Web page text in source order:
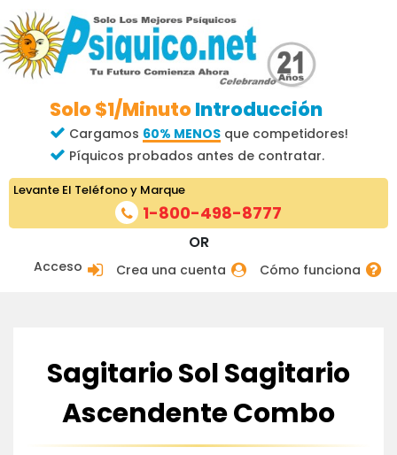
Solo $1/MinutoIntroducción
Cargamos 60% MENOSque competidores!
Píquicos probados antes de contratar.
Acceso Crea una cuenta Cómo funciona
OR
Levante El Teléfono y Marque
1-800-498-8777
Sagitario Sol Sagitario
Ascendente Combo